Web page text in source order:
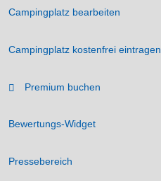
Campingplatz bearbeiten
Campingplatz kostenfrei eintragen
Premium buchen
Bewertungs-Widget
Pressebereich